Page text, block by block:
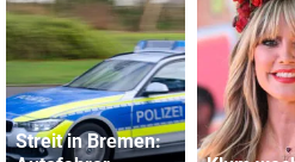
Streit in Bremen: